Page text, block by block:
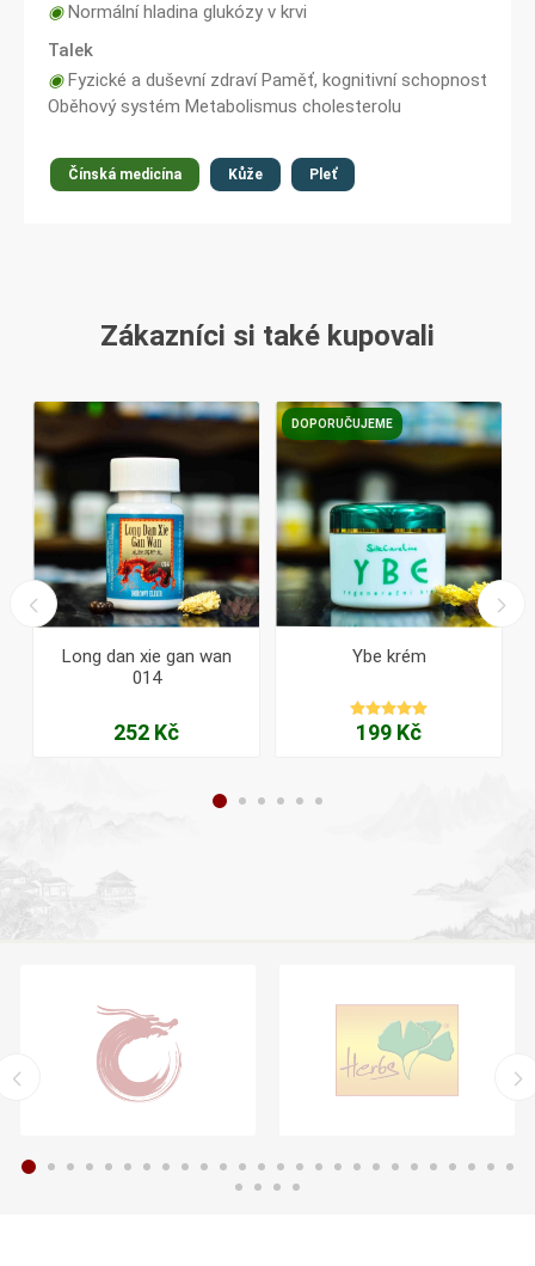
◉Normální hladina glukózy v krvi
Talek
◉Fyzické a duševní zdraví Paměť, kognitivní schopnost
Oběhový systém Metabolismus cholesterolu
Čínská medicína Kůže Pleť
Zákazníci si také kupovali
Long dan xie gan wan
014
252 Kč
DOPORUČUJEME
Ybe krém
199 Kč